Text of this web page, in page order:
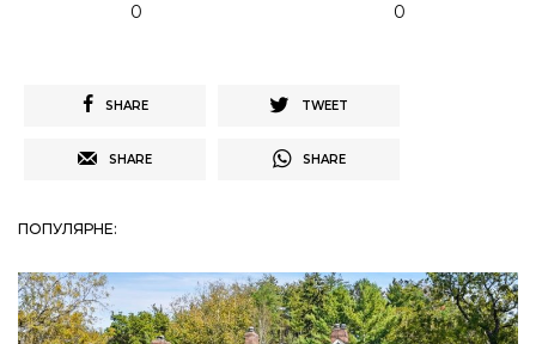
0 0
SHARE TWEET
SHARE SHARE
ПОПУЛЯРНЕ: